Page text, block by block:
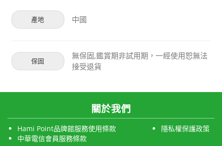
產地 中國
保固
無保固,鑑賞期非試用期，一經使用恕無法
接受退貨
關於我們
Hami Point品牌館服務使用條款
隱私權保護政策
中華電信會員服務條款